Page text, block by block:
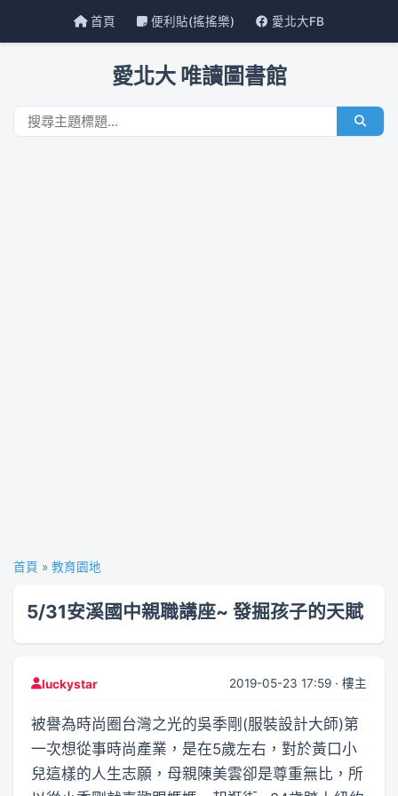
首頁 便利貼(搖搖樂) 愛北大FB
愛北大 唯讀圖書館
首頁 » 教育園地
5/31安溪國中親職講座~ 發掘孩子的天賦
luckystar 2019-05-23 17:59 · 樓主
被譽為時尚圈台灣之光的吳季剛(服裝設計大師)第
一次想從事時尚產業，是在5歲左右，對於黃口小
兒這樣的人生志願，母親陳美雲卻是尊重無比，所